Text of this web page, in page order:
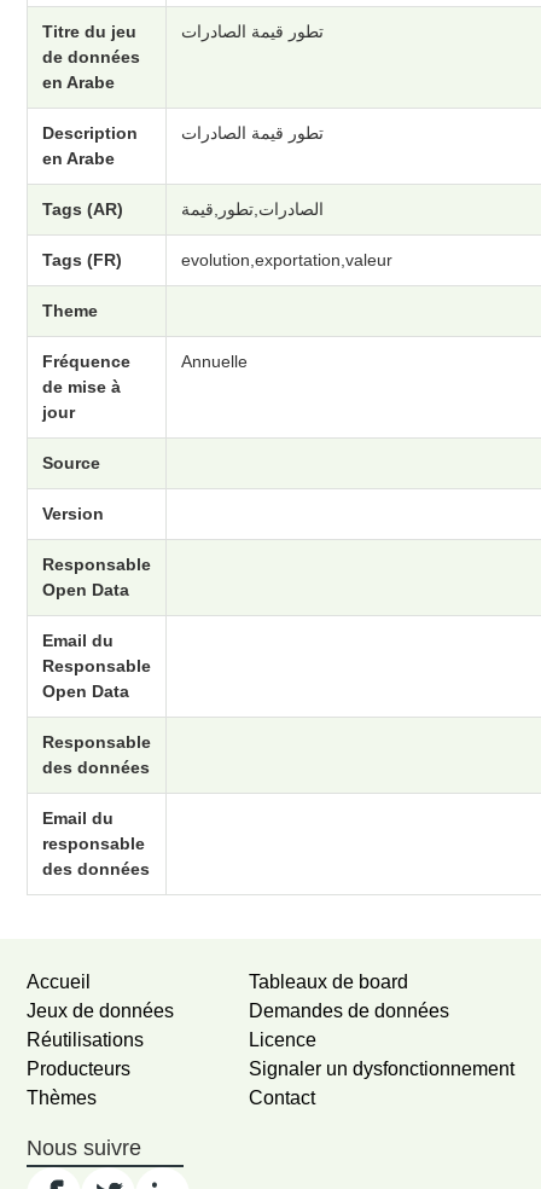
Titre du jeu
de données
en Arabe
تطور قيمة الصادرات
Description
en Arabe
تطور قيمة الصادرات
Tags (AR) الصادرات,تطور,قيمة
Tags (FR) evolution,exportation,valeur
Theme
Fréquence
de mise à
jour
Annuelle
Source
Version
Responsable
Open Data
Email du
Responsable
Open Data
Responsable
des données
Email du
responsable
des données
Accueil
Jeux de données
Réutilisations
Producteurs
Thèmes
Tableaux de board
Demandes de données
Licence
Signaler un dysfonctionnement
Contact
Nous suivre